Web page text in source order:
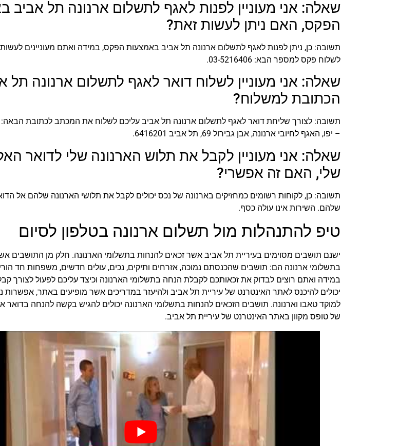
שאלה: אני מעוניין לפנות לאגף לתשלום ארנונה תל אביב
הפקס, האם ניתן לעשות זאת?
תשובה: כן, ניתן לפנות לאגף לתשלום ארנונה תל אביב באמצעות הפקס, במידה ואתם מעוניינים
לשלוח פקס למספר הבא: 03-5216406.
שאלה: אני מעוניין לשלוח דואר לאגף לתשלום ארנונה תל
הכתובת למשלוח?
תשובה: לצורך שליחת דואר לאגף לתשלום ארנונה תל אביב עליכם לשלוח את המכתב לכתובת הבאה:
– יפו, האגף לחיובי ארנונה, אבן גבירול 69, תל אביב 6416201.
שאלה: אני מעוניין לקבל את תלוש הארנונה שלי לדואר
שלי, האם זה אפשרי?
תשובה: כן, לקוחות רשומים כמחזיקים בארנונה של נכס יכולים לקבל את תלושי הארנונה שלהם אל
שלהם. השירות אינו עולה כסף.
טיפ להתנהלות מול תשלום ארנונה בטלפון לסיום
ישנם תושבים מסוימים בעיריית תל אביב אשר זכאים להנחות בתשלומי הארנונה. חלק מן התושבים
בתשלומי ארנונה הם: תושבים שהכנסתם נמוכה, אזרחים ותיקים, נכים, עולים חדשים, משפחות חד
במידה ואתם רוצים לבדוק את זכאותכם לקבלת הנחה בתשלומי הארנונה וכיצד עליכם לפעול לצורך
יכולים להיכנס לאתר האינטרנט של עיריית תל אביב ולהיעזר במדריכים אשר מופיעים באתר, אפשרות
למוקד טאבו וארנונה. תושבים הזכאים להנחות בתשלומי הארנונה יכולים להגיש בקשה להנחה בדואר
של טופס מקוון באתר האינטרנט של עיריית תל אביב.